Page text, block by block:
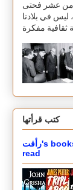
عشر فحتى
ليس في بلادنا
كتب قرأتها
رأفت's bookshelf:
read